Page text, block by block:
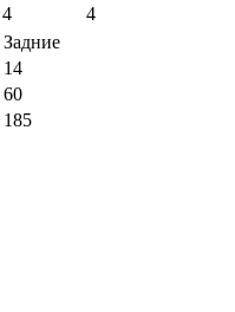
4
4
Задние
14
60
185